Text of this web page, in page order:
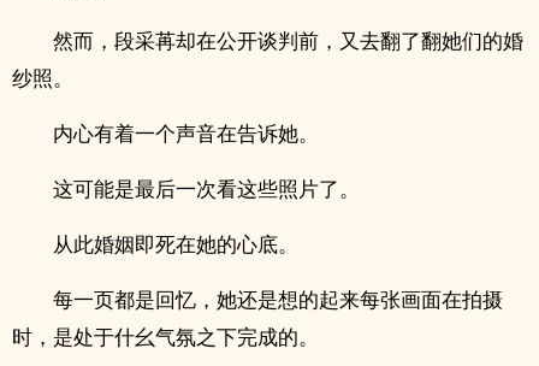
然而，段采苒却在公开谈判前，又去翻了翻她们的婚
纱照。
内心有着一个声音在告诉她。
这可能是最后一次看这些照片了。
从此婚姻即死在她的心底。
每一页都是回忆，她还是想的起来每张画面在拍摄
时，是处于什幺气氛之下完成的。